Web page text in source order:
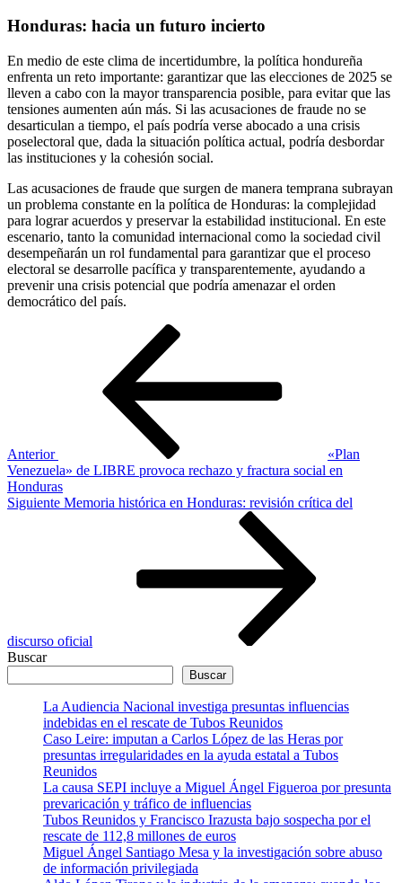
Honduras: hacia un futuro incierto
En medio de este clima de incertidumbre, la política hondureña
enfrenta un reto importante: garantizar que las elecciones de 2025 se
lleven a cabo con la mayor transparencia posible, para evitar que las
tensiones aumenten aún más. Si las acusaciones de fraude no se
desarticulan a tiempo, el país podría verse abocado a una crisis
poselectoral que, dada la situación política actual, podría desbordar
las instituciones y la cohesión social.
Las acusaciones de fraude que surgen de manera temprana subrayan
un problema constante en la política de Honduras: la complejidad
para lograr acuerdos y preservar la estabilidad institucional. En este
escenario, tanto la comunidad internacional como la sociedad civil
desempeñarán un rol fundamental para garantizar que el proceso
electoral se desarrolle pacífica y transparentemente, ayudando a
prevenir una crisis potencial que podría amenazar el orden
democrático del país.
Anterior
«Plan
Venezuela» de LIBRE provoca rechazo y fractura social en
Honduras
Siguiente
Siguiente Memoria histórica en Honduras: revisión crítica del
discurso oficial
Buscar
Buscar
La Audiencia Nacional investiga presuntas influencias
indebidas en el rescate de Tubos Reunidos
Caso Leire: imputan a Carlos López de las Heras por
presuntas irregularidades en la ayuda estatal a Tubos
Reunidos
La causa SEPI incluye a Miguel Ángel Figueroa por presunta
prevaricación y tráfico de influencias
Tubos Reunidos y Francisco Irazusta bajo sospecha por el
rescate de 112,8 millones de euros
Miguel Ángel Santiago Mesa y la investigación sobre abuso
de información privilegiada